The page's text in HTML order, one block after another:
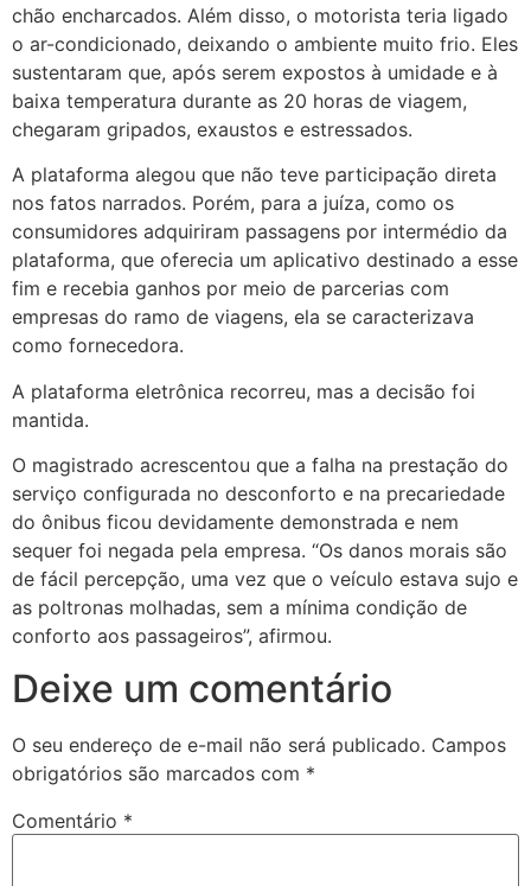
chão encharcados. Além disso, o motorista teria ligado
o ar-condicionado, deixando o ambiente muito frio. Eles
sustentaram que, após serem expostos à umidade e à
baixa temperatura durante as 20 horas de viagem,
chegaram gripados, exaustos e estressados.
A plataforma alegou que não teve participação direta
nos fatos narrados. Porém, para a juíza, como os
consumidores adquiriram passagens por intermédio da
plataforma, que oferecia um aplicativo destinado a esse
fim e recebia ganhos por meio de parcerias com
empresas do ramo de viagens, ela se caracterizava
como fornecedora.
A plataforma eletrônica recorreu, mas a decisão foi
mantida.
O magistrado acrescentou que a falha na prestação do
serviço configurada no desconforto e na precariedade
do ônibus ficou devidamente demonstrada e nem
sequer foi negada pela empresa. “Os danos morais são
de fácil percepção, uma vez que o veículo estava sujo e
as poltronas molhadas, sem a mínima condição de
conforto aos passageiros”, afirmou.
Deixe um comentário
O seu endereço de e-mail não será publicado. Campos
obrigatórios são marcados com *
Comentário *